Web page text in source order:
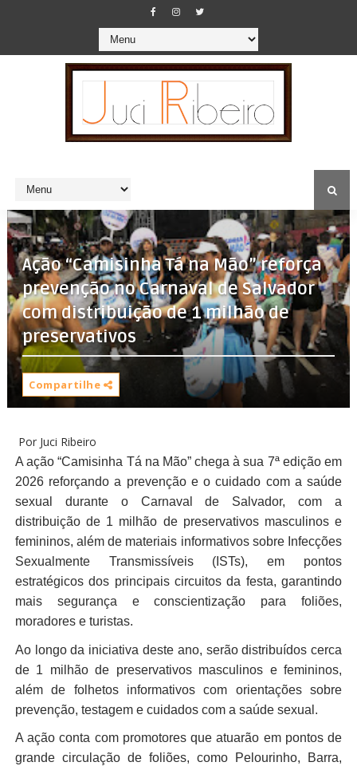
Ação “Camisinha Tá na Mão” reforça
prevenção no Carnaval de Salvador
com distribuição de 1 milhão de
preservativos
Compartilhe
Por Juci Ribeiro
A ação “Camisinha Tá na Mão” chega à sua 7ª edição em
2026 reforçando a prevenção e o cuidado com a saúde
sexual durante o Carnaval de Salvador, com a
distribuição de 1 milhão de preservativos masculinos e
femininos, além de materiais informativos sobre Infecções
Sexualmente Transmissíveis (ISTs), em pontos
estratégicos dos principais circuitos da festa, garantindo
mais segurança e conscientização para foliões,
moradores e turistas.
Ao longo da iniciativa deste ano, serão distribuídos cerca
de 1 milhão de preservativos masculinos e femininos,
além de folhetos informativos com orientações sobre
prevenção, testagem e cuidados com a saúde sexual.
A ação conta com promotores que atuarão em pontos de
grande circulação de foliões, como Pelourinho, Barra,